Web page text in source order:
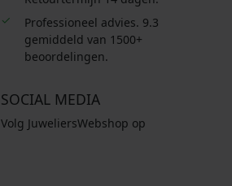
Professioneel advies. 9.3
gemiddeld van 1500+
beoordelingen.
SOCIAL MEDIA
Volg JuweliersWebshop op